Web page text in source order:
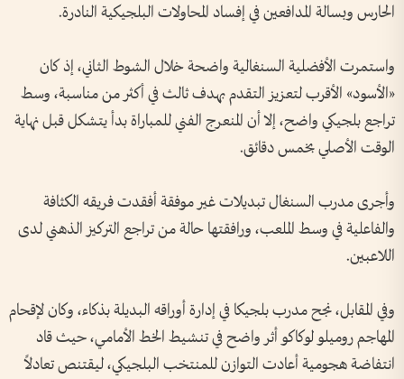
الحارس وبسالة المدافعين في إفساد المحاولات البلجيكية النادرة.
واستمرت الأفضلية السنغالية واضحة خلال الشوط الثاني، إذ كان
«الأسود» الأقرب لتعزيز التقدم بهدف ثالث في أكثر من مناسبة، وسط
تراجع بلجيكي واضح، إلا أن المنعرج الفني للمباراة بدأ يتشكل قبل نهاية
الوقت الأصلي بخمس دقائق.
وأجرى مدرب السنغال تبديلات غير موفقة أفقدت فريقه الكثافة
والفاعلية في وسط الملعب، ورافقتها حالة من تراجع التركيز الذهني لدى
اللاعبين.
وفي المقابل، نجح مدرب بلجيكا في إدارة أوراقه البديلة بذكاء، وكان لإقحام
المهاجم روميلو لوكاكو أثر واضح في تنشيط الخط الأمامي، حيث قاد
انتفاضة هجومية أعادت التوازن للمنتخب البلجيكي، ليقتنص تعادلاً